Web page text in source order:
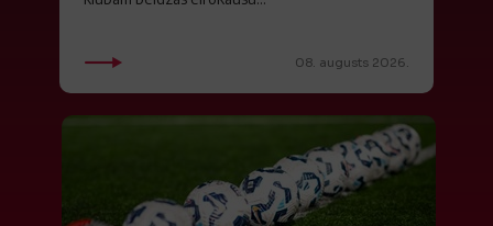
08. augusts 2026.